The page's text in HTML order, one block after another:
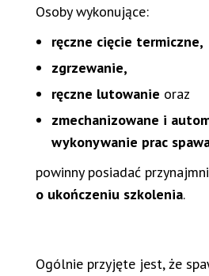
Osoby wykonujące:
ręczne cięcie termiczne,
zgrzewanie,
ręczne lutowanie oraz
zmechanizowane i
wykonywanie prac
powinny posiadać
o ukończeniu szkolenia.
Ogólnie przyjęte jest, że